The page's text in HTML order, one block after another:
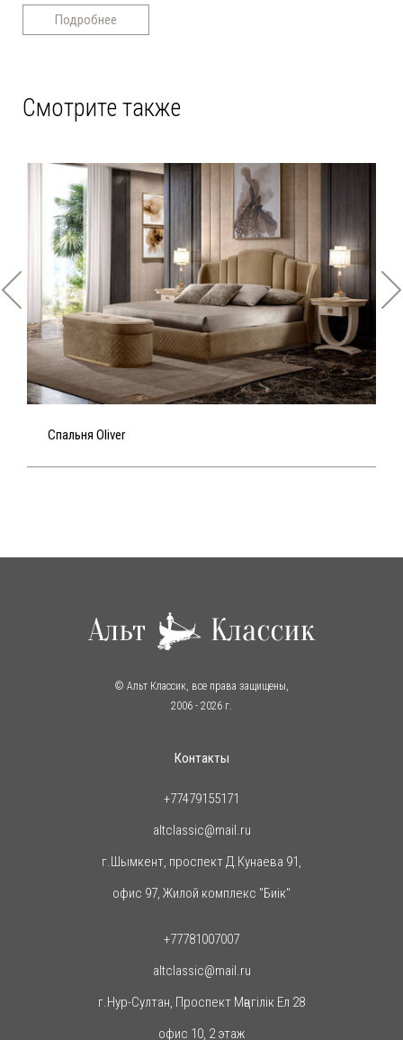
Подробнее
Смотрите также
Спальня Oliver
© Альт Классик, все права защищены,
2006 - 2026 г.
Контакты
+77479155171
altclassic@mail.ru
г.Шымкент, проспект Д.Кунаева 91,
офис 97, Жилой комплекс "Биiк"
+77781007007
altclassic@mail.ru
г.Нур-Султан, Проспект Мәңгілік Ел 28
офис 10, 2 этаж